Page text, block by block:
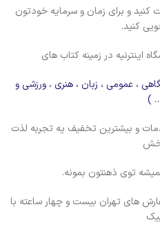
کنید و برای زمان و سرمایه خودتون
کنید.
اینترنیه در زمینه کتاب های
، عمومی ، زبان ، هنری ، ورزشی و
…
و بیشترین تخفیف یه تجربه لذت
توی ذهنتون بمونه.
های تهران بیست و چهار ساعته با